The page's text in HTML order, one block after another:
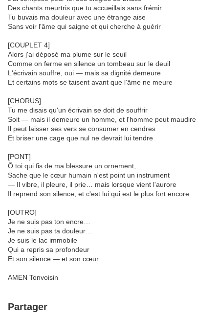
Des chants meurtris que tu accueillais sans frémir
Tu buvais ma douleur avec une étrange aise
Sans voir l'âme qui saigne et qui cherche à guérir
[COUPLET 4]
Alors j'ai déposé ma plume sur le seuil
Comme on ferme en silence un tombeau sur le deuil
L'écrivain souffre, oui — mais sa dignité demeure
Et certains mots se taisent avant que l'âme ne meure
[CHORUS]
Tu me disais qu'un écrivain se doit de souffrir
Soit — mais il demeure un homme, et l'homme peut maudire
Il peut laisser ses vers se consumer en cendres
Et briser une cage que nul ne devrait lui tendre
[PONT]
Ô toi qui fis de ma blessure un ornement,
Sache que le cœur humain n'est point un instrument
— Il vibre, il pleure, il prie… mais lorsque vient l'aurore
Il reprend son silence, et c'est lui qui est le plus fort encore
[OUTRO]
Je ne suis pas ton encre…
Je ne suis pas ta douleur…
Je suis le lac immobile
Qui a repris sa profondeur
Et son silence — et son cœur.
AMEN Tonvoisin
Partager